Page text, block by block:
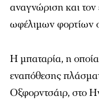
αναγνώριση και
ωφέλιμων φορτίων
Η μπαταρία, η
εναπόθεσης
Οξφορντσάιρ, στο